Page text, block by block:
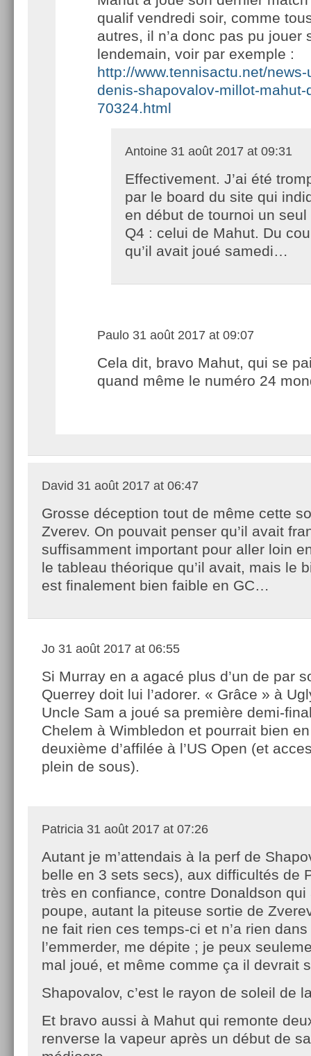
qualif vendredi soir, comme
autres, il n’a donc pas pu jouer
lendemain, voir par exemple :
http://www.tennisactu.net/
denis-shapovalov-millot-mahut-
70324.html
Antoine 31 août 2017 at 09:31
Effectivement. J’ai été
par le board du site qui
en début de tournoi un
Q4 : celui de Mahut. Du
qu’il avait joué samedi…
Paulo 31 août 2017 at 09:07
Cela dit, bravo Mahut, qui se
quand même le numéro 24
David 31 août 2017 at 06:47
Grosse déception tout de même cette
Zverev. On pouvait penser qu’il avait
suffisamment important pour aller loin
le tableau théorique qu’il avait, mais le
est finalement bien faible en GC…
Jo 31 août 2017 at 06:55
Si Murray en a agacé plus d’un de par
Querrey doit lui l’adorer. « Grâce » à
Uncle Sam a joué sa première demi-
Chelem à Wimbledon et pourrait bien
deuxième d’affilée à l’US Open (et
plein de sous).
Patricia 31 août 2017 at 07:26
Autant je m’attendais à la perf de
belle en 3 sets secs), aux difficultés de
très en confiance, contre Donaldson qui
poupe, autant la piteuse sortie de
ne fait rien ces temps-ci et n’a rien
l’emmerder, me dépite ; je peux
mal joué, et même comme ça il devrait
Shapovalov, c’est le rayon de soleil de
Et bravo aussi à Mahut qui remonte
renverse la vapeur après un début de